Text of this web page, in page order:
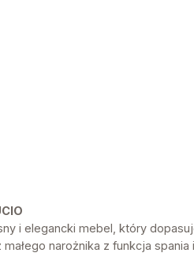
i elegancki mebel, który
małego narożnika z funkcja